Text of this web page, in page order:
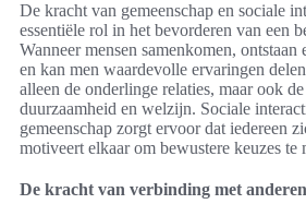
De kracht van gemeenschap en sociale
essentiële rol in het bevorderen van een
Wanneer mensen samenkomen,
en kan men waardevolle ervaringen
alleen de onderlinge relaties, maar ook
duurzaamheid en welzijn. Sociale
gemeenschap zorgt ervoor dat iedereen
motiveert elkaar om bewustere keuzes te
De kracht van verbinding met anderen